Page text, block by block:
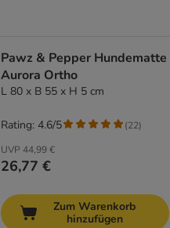
Pawz & Pepper Hundematte
Aurora Ortho
L 80 x B 55 x H 5 cm
UVP 44,99 €
26,77 €
Rating: 4.6/5 (22)
Zum Warenkorb
hinzufügen